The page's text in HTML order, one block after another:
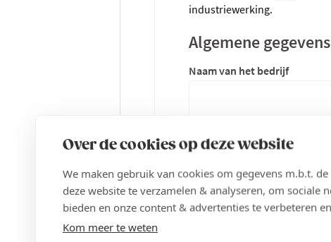
Over de cookies op deze website
We maken gebruik van cookies om gegevens m.b.t.
deze website te verzamelen & analyseren, om sociale
bieden en onze content & advertenties te verbeteren
Kom meer te weten
industriewerking.
Algemene
Naam van het bedrijf
Bedrijfsactiviteit (kort)